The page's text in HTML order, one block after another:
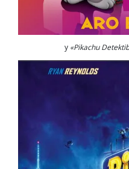
y «Pikachu